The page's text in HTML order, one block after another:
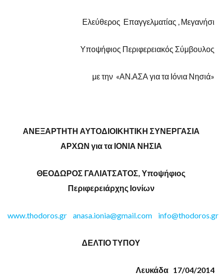
Ελεύθερος Επαγγελματίας , Μεγανήσι
Υποψήφιος Περιφερειακός Σύμβουλος
με την «ΑΝ.ΑΣΑ για τα Ιόνια Νησιά»
ΑΝΕΞΑΡΤΗΤΗ ΑΥΤΟΔΙΟΙΚΗΤΙΚΗ ΣΥΝΕΡΓΑΣΙΑ
ΑΡΧΩΝ για τα ΙΟΝΙΑ ΝΗΣΙΑ
ΘΕΟΔΩΡΟΣ ΓΑΛΙΑΤΣΑΤΟΣ, Υποψήφιος
Περιφερειάρχης Ιονίων
www.thodoros.gr anasa.ionia@gmail.com info@thodoros.gr
ΔΕΛΤΙΟ ΤΥΠΟΥ
Λευκάδα 17/04/2014